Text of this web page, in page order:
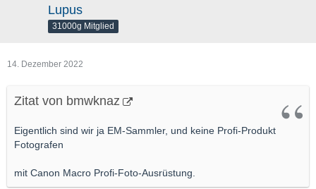
Lupus
31000g Mitglied
14. Dezember 2022
Zitat von bmwknaz
Eigentlich sind wir ja EM-Sammler, und keine Profi-Produkt
Fotografen
mit Canon Macro Profi-Foto-Ausrüstung.